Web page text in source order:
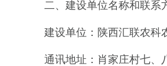
二、建设单位名称和联系
建设单位：陕西汇联农科
通讯地址：肖家庄村七、